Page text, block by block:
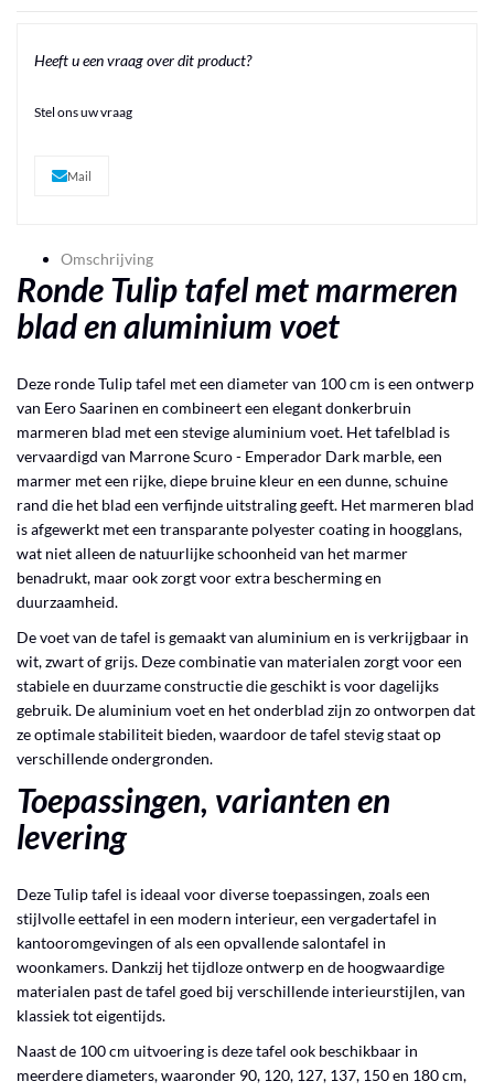
Heeft u een vraag over dit product?
Stel ons uw vraag
Mail
Omschrijving
Ronde Tulip tafel met marmeren
blad en aluminium voet
Deze ronde Tulip tafel met een diameter van 100 cm is een ontwerp
van Eero Saarinen en combineert een elegant donkerbruin
marmeren blad met een stevige aluminium voet. Het tafelblad is
vervaardigd van Marrone Scuro - Emperador Dark marble, een
marmer met een rijke, diepe bruine kleur en een dunne, schuine
rand die het blad een verfijnde uitstraling geeft. Het marmeren blad
is afgewerkt met een transparante polyester coating in hoogglans,
wat niet alleen de natuurlijke schoonheid van het marmer
benadrukt, maar ook zorgt voor extra bescherming en
duurzaamheid.
De voet van de tafel is gemaakt van aluminium en is verkrijgbaar in
wit, zwart of grijs. Deze combinatie van materialen zorgt voor een
stabiele en duurzame constructie die geschikt is voor dagelijks
gebruik. De aluminium voet en het onderblad zijn zo ontworpen dat
ze optimale stabiliteit bieden, waardoor de tafel stevig staat op
verschillende ondergronden.
Toepassingen, varianten en
levering
Deze Tulip tafel is ideaal voor diverse toepassingen, zoals een
stijlvolle eettafel in een modern interieur, een vergadertafel in
kantooromgevingen of als een opvallende salontafel in
woonkamers. Dankzij het tijdloze ontwerp en de hoogwaardige
materialen past de tafel goed bij verschillende interieurstijlen, van
klassiek tot eigentijds.
Naast de 100 cm uitvoering is deze tafel ook beschikbaar in
meerdere diameters, waaronder 90, 120, 127, 137, 150 en 180 cm,